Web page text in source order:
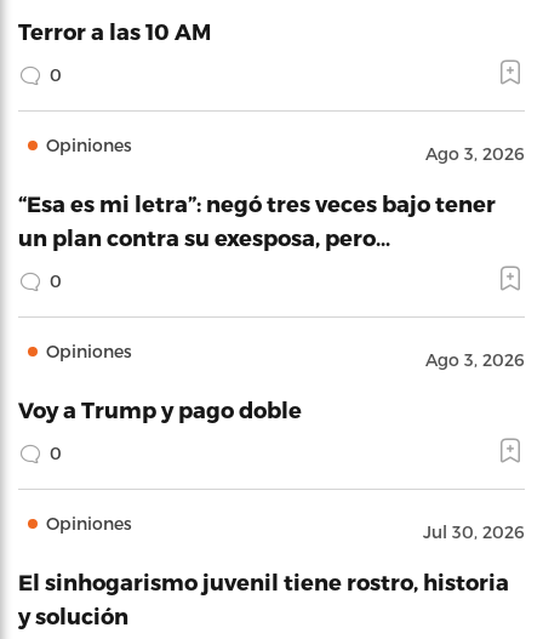
Terror a las 10 AM
0
Opiniones Ago 3, 2026
“Esa es mi letra”: negó tres veces bajo tener
un plan contra su exesposa, pero…
0
Opiniones Ago 3, 2026
Voy a Trump y pago doble
0
Opiniones Jul 30, 2026
El sinhogarismo juvenil tiene rostro, historia
y solución